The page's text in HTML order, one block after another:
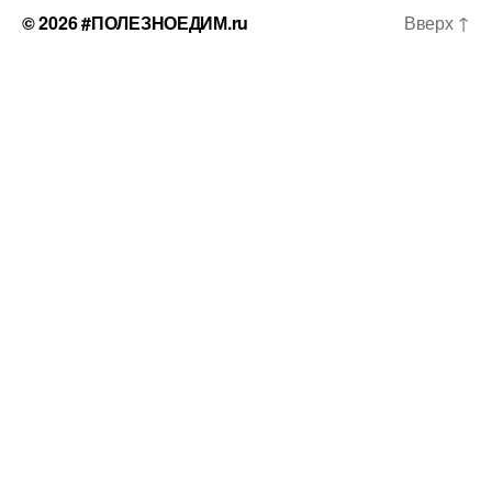
© 2026#ПОЛЕЗНОЕДИМ.ru Вверх ↑